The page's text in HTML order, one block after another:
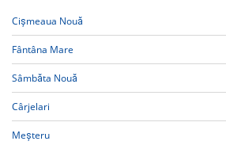
Cișmeaua Nouă
Fântâna Mare
Sâmbăta Nouă
Cârjelari
Meșteru